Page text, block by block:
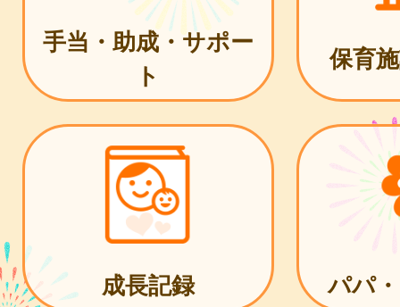
手当・助成・サポー
ト
保育
成長記録 パパ